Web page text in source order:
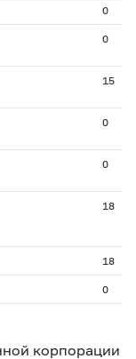
0
0
15
0
0
18
18
0
корпорации